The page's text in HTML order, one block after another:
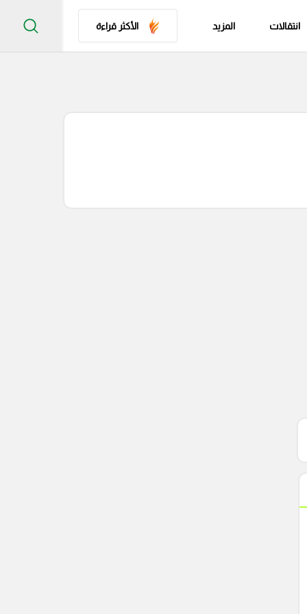
انتقالات المزيد الأكثر قراءة